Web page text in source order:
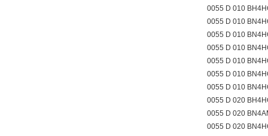
0055 D 010
0055 D 010
0055 D 010
0055 D 010
0055 D 010
0055 D 010
0055 D 010
0055 D 020
0055 D 020
0055 D 020